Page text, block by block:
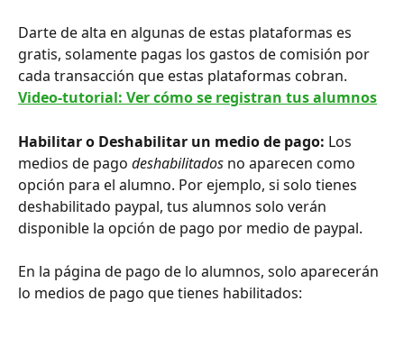
Darte de alta en algunas de estas plataformas es
gratis, solamente pagas los gastos de comisión por
cada transacción que estas plataformas cobran.
Video-tutorial: Ver cómo se registran tus alumnos
Habilitar o Deshabilitar un medio de pago: Los
medios de pago deshabilitados no aparecen como
opción para el alumno. Por ejemplo, si solo tienes
deshabilitado paypal, tus alumnos solo verán
disponible la opción de pago por medio de paypal.
En la página de pago de lo alumnos, solo aparecerán
lo medios de pago que tienes habilitados: